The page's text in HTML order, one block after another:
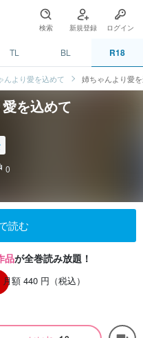
検索 新規登録 ログイン
TL BL R18
んより愛を込めて 姉ちゃんより愛
を込めて
0
読む
品が全巻読み放題！
月額 440 円（税込）